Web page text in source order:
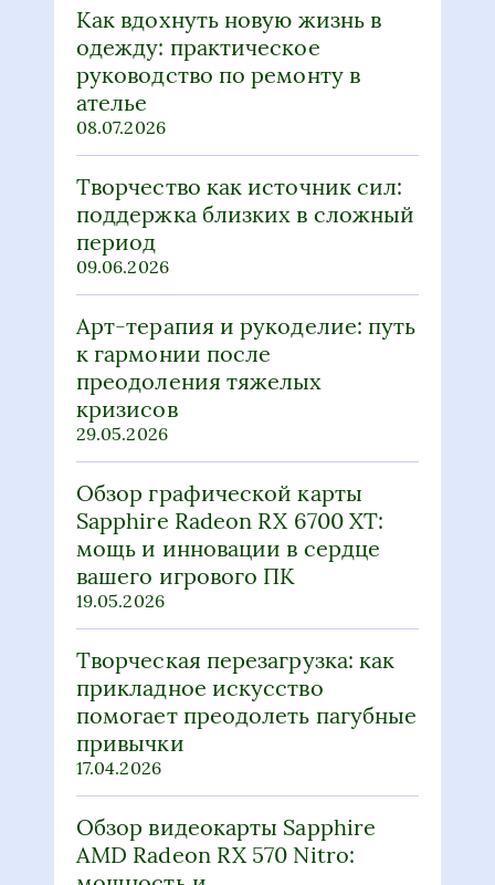
Как вдохнуть новую жизнь в
одежду: практическое
руководство по ремонту в
ателье
08.07.2026
Творчество как источник сил:
поддержка близких в сложный
период
09.06.2026
Арт-терапия и рукоделие: путь
к гармонии после
преодоления тяжелых
кризисов
29.05.2026
Обзор графической карты
Sapphire Radeon RX 6700 XT:
мощь и инновации в сердце
вашего игрового ПК
19.05.2026
Творческая перезагрузка: как
прикладное искусство
помогает преодолеть пагубные
привычки
17.04.2026
Обзор видеокарты Sapphire
AMD Radeon RX 570 Nitro: